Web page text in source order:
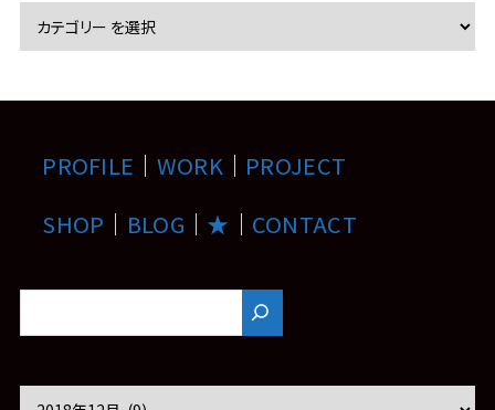
PROFILE ｜ WORK ｜ PROJECT
SHOP ｜ BLOG ｜ ★ ｜ CONTACT